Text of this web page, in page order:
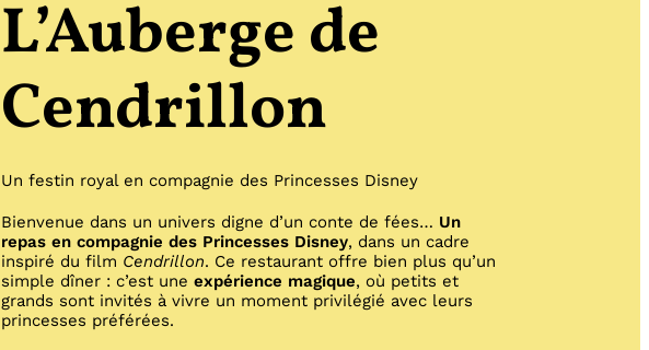
L’Auberge de
Cendrillon
Un festin royal en compagnie des Princesses Disney
Bienvenue dans un univers digne d’un conte de fées… Un
repas en compagnie des Princesses Disney, dans un cadre
inspiré du film Cendrillon. Ce restaurant offre bien plus qu’un
simple dîner : c’est une expérience magique, où petits et
grands sont invités à vivre un moment privilégié avec leurs
princesses préférées.